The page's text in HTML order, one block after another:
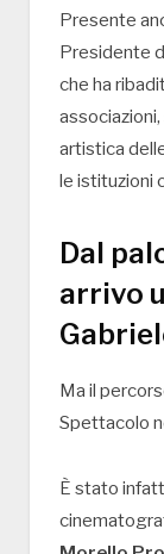
Presente
Presidente
che ha
artistica
le istituzioni
Dal
arrivo
Ma il
Spettacolo
È stato